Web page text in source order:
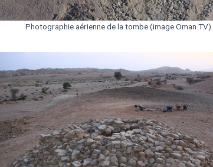
Photographie aérienne de la tombe (image Oman TV).